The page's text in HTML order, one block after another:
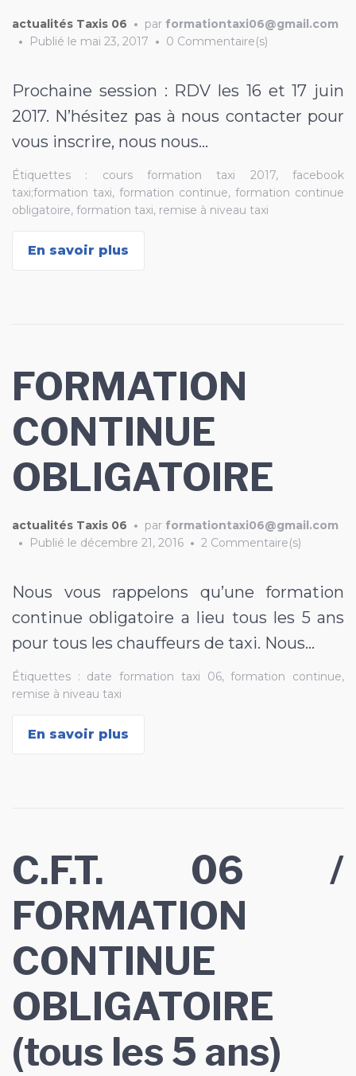
actualités Taxis 06 • par formationtaxi06@gmail.com
•
Publié le mai 23, 2017 • 0 Commentaire(s)
Prochaine session : RDV les 16 et 17 juin
2017. N’hésitez pas à nous contacter pour
vous inscrire, nous nous…
Étiquettes : cours formation taxi 2017,facebook
taxi;formation taxi, formation continue, formation continue
obligatoire, formation taxi, remise à niveau taxi
En savoir plus
FORMATION
CONTINUE
OBLIGATOIRE
actualités Taxis 06 • par formationtaxi06@gmail.com
•
Publié le décembre 21, 2016 • 2 Commentaire(s)
Nous vous rappelons qu’une formation
continue obligatoire a lieu tous les 5 ans
pour tous les chauffeurs de taxi. Nous…
Étiquettes : date formation taxi 06,formation continue,
remise à niveau taxi
En savoir plus
C.F.T. 06 /
FORMATION
CONTINUE
OBLIGATOIRE
(tous les 5 ans)